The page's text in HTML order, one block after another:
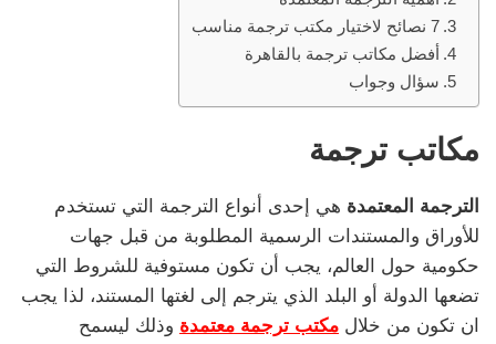
7 نصائح لاختيار مكتب ترجمة مناسب
أفضل مكاتب ترجمة بالقاهرة
سؤال وجواب
مكاتب ترجمة
الترجمة المعتمدة هي إحدى أنواع الترجمة التي تستخدم
للأوراق والمستندات الرسمية المطلوبة من قبل جهات
حكومية حول العالم، يجب أن تكون مستوفية للشروط التي
تضعها الدولة أو البلد الذي يترجم إلى لغتها المستند، لذا يجب
ان تكون من خلال مكتب ترجمة معتمدة وذلك ليسمح